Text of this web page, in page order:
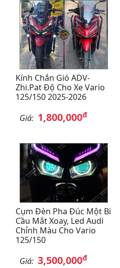
Kính Chắn Gió ADV-
Zhi.Pat Độ Cho Xe Vario
125/150 2025-2026
Giá: 1,800,000đ
Cụm Đèn Pha Đúc Một Bi
Cầu Mắt Xoay, Led Audi
Chỉnh Màu Cho Vario
125/150
Giá: 3,500,000đ